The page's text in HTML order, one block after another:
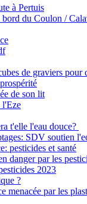
à Pertuis
bord du Coulon /
de graviers pour
de son lit
l'Eze
t'elle l'eau douce?
SDV soutien
pesticides et santé
danger par les
2023
?
menacée par les